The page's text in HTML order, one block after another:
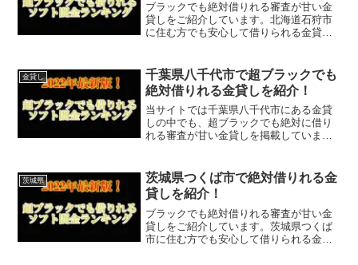
ブラックでも絶対借りれる審査が甘い金
貸しをご紹介しています。北海道石狩市
に住む方でも安心して借りられる金貸し
はなく、国または北海道石狩市で貸金業
登録をしている正規の金貸し...
金貸し
千葉県八千代市で超ブラックでも
絶対借りれる金貸しを紹介！
当サイトでは千葉県八千代市にある金貸
しの中でも、超ブラックでも絶対に借り
れる審査が甘い金貸しを掲載していま
茨城県
茨城県つくば市で絶対借りれる金
貸しを紹介！
ブラックでも絶対借りれる審査が甘い金
貸しをご紹介しています。茨城県つくば
市に住む方でも安心して借りられる金貸